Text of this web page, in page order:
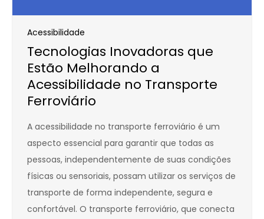
Acessibilidade
Tecnologias Inovadoras que
Estão Melhorando a
Acessibilidade no Transporte
Ferroviário
A acessibilidade no transporte ferroviário é um
aspecto essencial para garantir que todas as
pessoas, independentemente de suas condições
físicas ou sensoriais, possam utilizar os serviços de
transporte de forma independente, segura e
confortável. O transporte ferroviário, que conecta